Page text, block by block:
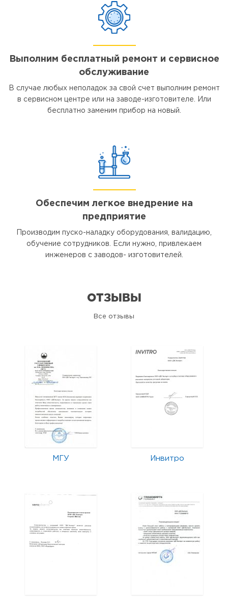
Выполним бесплатный ремонт и сервисное
обслуживание
В случае любых неполадок за свой счет выполним ремонт
в сервисном центре или на заводе-изготовителе. Или
бесплатно заменим прибор на новый.
Обеспечим легкое внедрение на
предприятие
Производим пуско-наладку оборудования, валидацию,
обучение сотрудников. Если нужно, привлекаем
инженеров с заводов- изготовителей.
ОТЗЫВЫ
Все отзывы
МГУ Инвитро